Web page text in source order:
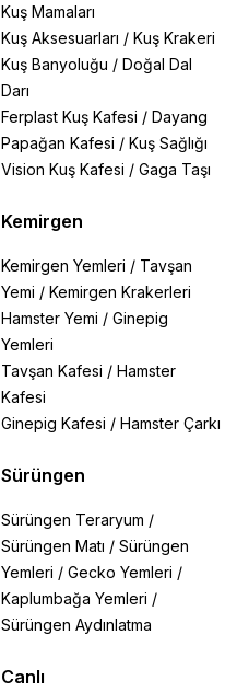
Kuş Mamaları
Kuş Aksesuarları / Kuş Krakeri
Kuş Banyoluğu / Doğal Dal
Darı
Ferplast Kuş Kafesi / Dayang
Papağan Kafesi / Kuş Sağlığı
Vision Kuş Kafesi / Gaga Taşı
Kemirgen
Kemirgen Yemleri / Tavşan
Yemi / Kemirgen Krakerleri
Hamster Yemi / Ginepig
Yemleri
Tavşan Kafesi / Hamster
Kafesi
Ginepig Kafesi / Hamster Çarkı
Sürüngen
Sürüngen Teraryum /
Sürüngen Matı / Sürüngen
Yemleri / Gecko Yemleri /
Kaplumbağa Yemleri /
Sürüngen Aydınlatma
Canlı